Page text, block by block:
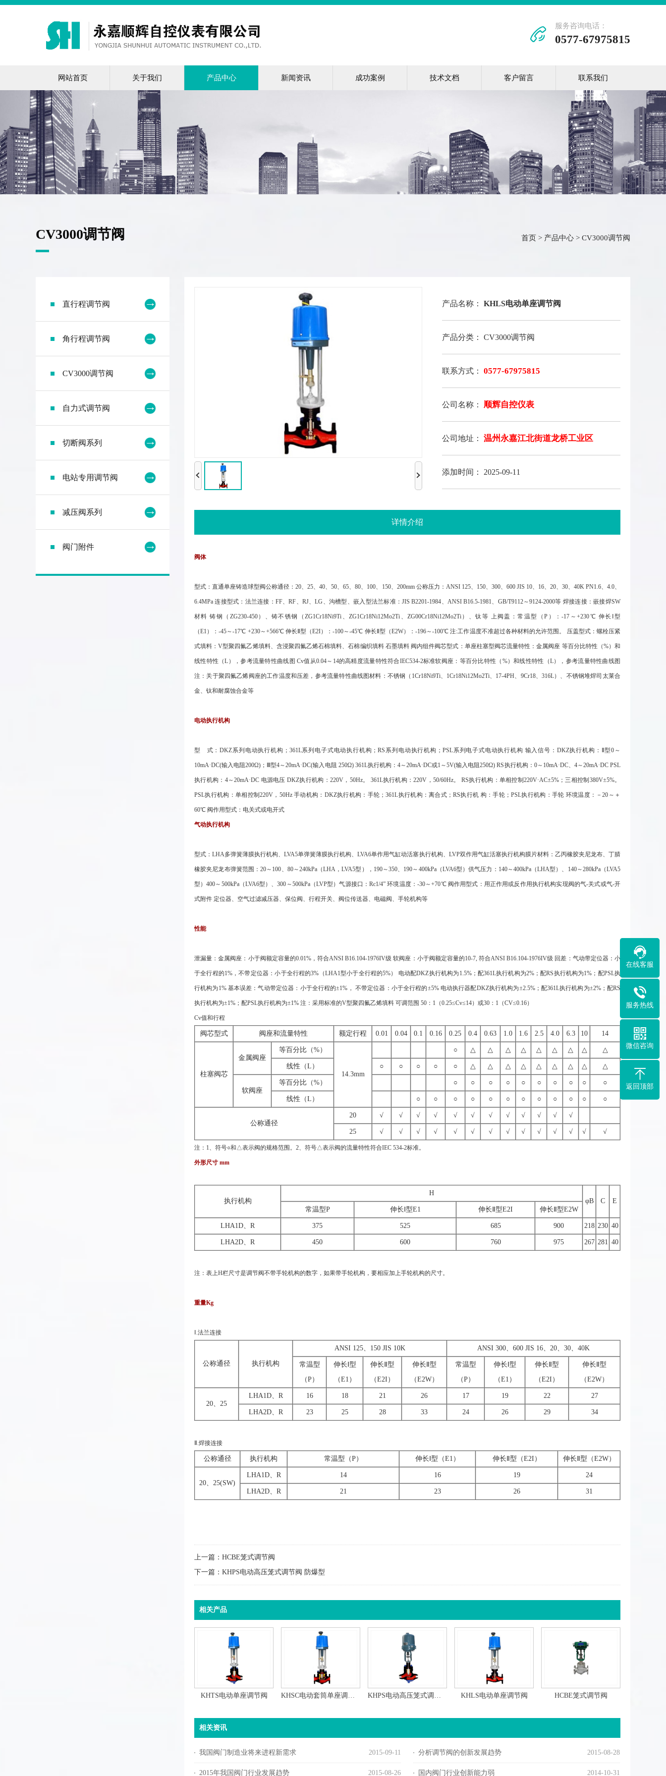
服务咨询电话：
0577-67975815
网站首页 关于我们 产品中心 新闻资讯 成功案例 技术文档 客户留言 联系我们
CV3000调节阀 首页 > 产品中心 > CV3000调节阀
直行程调节阀
角行程调节阀
CV3000调节阀
自力式调节阀
切断阀系列
电站专用调节阀
减压阀系列
阀门附件
产品名称： KHLS电动单座调节阀
产品分类： CV3000调节阀
联系方式： 0577-67975815
公司名称： 顺辉自控仪表
公司地址： 温州永嘉江北街道龙桥工业区
添加时间： 2025-09-11
详情介绍
阀体
型式：直通单座铸造球型阀公称通径：20、25、40、50、65、80、100、150、200mm 公称压力：ANSI 125、150、300、600 JIS 10、16、20、30、40K PN1.6、4.0、
6.4MPa 连接型式：法兰连接：FF、RF、RJ、LG、沟槽型、嵌入型法兰标准：JIS B2201-1984、ANSI B16.5-1981、GB/T9112～9124-2000等 焊接连接：嵌接焊SW
材料 铸钢（ZG230-450）、铸不锈钢（ZG1Cr18Ni9Ti、ZG1Cr18Ni12Mo2Ti、ZG00Cr18Ni12Mo2Ti）、钛等 上阀盖：常温型（P）：-17～+230℃ 伸长Ⅰ型
（E1）：-45～-17℃ +230～+566℃ 伸长Ⅱ型（E2I）：-100～-45℃ 伸长Ⅱ型（E2W）：-196～-100℃ 注:工作温度不准超过各种材料的允许范围。 压盖型式：螺栓压紧
式填料：V型聚四氟乙烯填料、含浸聚四氟乙烯石棉填料、石棉编织填料 石墨填料 阀内组件阀芯型式：单座柱塞型阀芯流量特性：金属阀座 等百分比特性（%）和
线性特性（L），参考流量特性曲线图 Cv值从0.04～14的高精度流量特性符合IEC534-2标准软阀座：等百分比特性（%）和线性特性（L），参考流量特性曲线图
注：关于聚四氟乙烯阀座的工作温度和压差，参考流量特性曲线图材料：不锈钢（1Cr18Ni9Ti、1Cr18Ni12Mo2Ti、17-4PH、9Cr18、316L）、不锈钢堆焊司太莱合
金、钛和耐腐蚀合金等
电动执行机构
型 式：DKZ系列电动执行机构；361L系列电子式电动执行机构；RS系列电动执行机构；PSL系列电子式电动执行机构 输入信号：DKZ执行机构：Ⅱ型0～
10mA·DC(输入电阻200Ω)；Ⅲ型4～20mA·DC(输入电阻 250Ω) 361L执行机构：4～20mA·DC或1～5V(输入电阻250Ω) RS执行机构：0～10mA·DC、4～20mA·DC PSL
执行机构：4～20mA·DC 电源电压 DKZ执行机构：220V，50Hz。 361L执行机构：220V，50/60Hz。 RS执行机构：单相控制220V·AC±5%；三相控制380V±5%。
PSL执行机构：单相控制220V，50Hz 手动机构：DKZ执行机构：手轮；361L执行机构：离合式；RS执行机 构：手轮；PSL执行机构：手轮 环境温度：－20～＋
60℃ 阀作用型式：电关式或电开式
气动执行机构
型式：LHA多弹簧薄膜执行机构、LVA5单弹簧薄膜执行机构、LVA6单作用气缸动活塞执行机构、LVP双作用气缸活塞执行机构膜片材料：乙丙橡胶夹尼龙布、丁腈
橡胶夹尼龙布弹簧范围：20～100、80～240kPa（LHA，LVA5型），190～350、190～400kPa（LVA6型）供气压力：140～400kPa（LHA型）、140～280kPa（LVA5
型）400～500kPa（LVA6型）、300～500kPa（LVP型）气源接口：Rc1/4” 环境温度：-30～+70℃ 阀作用型式：用正作用或反作用执行机构实现阀的气-关式或气-开
式附件 定位器、空气过滤减压器、保位阀、行程开关、阀位传送器、电磁阀、手轮机构等
性能
泄漏量：金属阀座：小于阀额定容量的0.01%，符合ANSI B16.104-1976IV级 软阀座：小于阀额定容量的10-7, 符合ANSI B16.104-1976IV级 回差：气动带定位器：小
于全行程的1%，不带定位器：小于全行程的3%（LHA1型小于全行程的5%） 电动配DKZ执行机构为1.5%；配361L执行机构为2%；配RS执行机构为1%；配PSL执
行机构为1% 基本误差：气动带定位器：小于全行程的±1%， 不带定位器：小于全行程的±5% 电动执行器配DKZ执行机构为±2.5%；配361L执行机构为±2%；配RS
执行机构为±1%；配PSL执行机构为±1% 注：采用标准的V型聚四氟乙烯填料 可调范围 50：1（0.25≤Cv≤14）或30：1（CV≤0.16）
Cv值和行程
阀芯型式 阀座和流量特性 额定行程 0.01 0.04 0.1 0.16 0.25 0.4 0.63 1.0 1.6 2.5 4.0 6.3 10 14
柱塞阀芯
金属阀座
等百分比（%）
14.3mm
○ △ △ △ △ △ △ △ △ △
线性（L） ○ ○ ○ ○ ○ △ △ △ △ △ △ △ △ △
软阀座
等百分比（%） ○ ○ ○ ○ ○ ○ ○ ○ ○ ○
线性（L） ○ ○ ○ ○ ○ ○ ○ ○ ○ ○ ○ ○
公称通径
20 √ √ √ √ √ √ √ √ √ √ √ √
25 √ √ √ √ √ √ √ √ √ √ √ √ √ √
注：1、符号○和△表示阀的规格范围。2、符号△表示阀的流量特性符合IEC 534-2标准。
外形尺寸 mm
执行机构
H
φB
C
E
常温型P
伸长Ⅰ型E1 伸长Ⅱ型E2I 伸长Ⅱ型E2W
LHA1D、R 375 525 685 900 218 230 40
LHA2D、R 450 600 760 975 267 281 40
注：表上H栏尺寸是调节阀不带手轮机构的数字，如果带手轮机构，要相应加上手轮机构的尺寸。
重量Kg
Ⅰ.法兰连接
公称通径 执行机构
ANSI 125、150 JIS 10K ANSI 300、600 JIS 16、20、30、40K
常温型
（P）
伸长Ⅰ型
（E1）
伸长Ⅱ型
（E2I）
伸长Ⅱ型
（E2W）
常温型
（P）
伸长Ⅰ型
（E1）
伸长Ⅱ型
（E2I）
伸长Ⅱ型
（E2W）
20、25
LHA1D、R 16 18 21 26 17 19 22 27
LHA2D、R 23 25 28 33 24 26 29 34
Ⅱ.焊接连接
公称通径 执行机构 常温型（P） 伸长Ⅰ型（E1） 伸长Ⅱ型（E2I） 伸长Ⅱ型（E2W）
20、25(SW)
LHA1D、R 14 16 19 24
LHA2D、R 21 23 26 31
上一篇： HCBE笼式调节阀
下一篇： KHPS电动高压笼式调节阀 防爆型
相关产品
KHTS电动单座调节阀 KHSC电动套筒单座调节阀 KHPS电动高压笼式调节阀 防爆型 KHLS电动单座调节阀 HCBE笼式调节阀
相关资讯
2015-09-11
我国阀门制造业将来进程新需求 2015-08-28
分析调节阀的创新发展趋势
2015-08-26
2015年我国阀门行业发展趋势 2014-10-31
国内阀门行业创新能力弱
在线客服
服务热线
微信咨询
返回顶部